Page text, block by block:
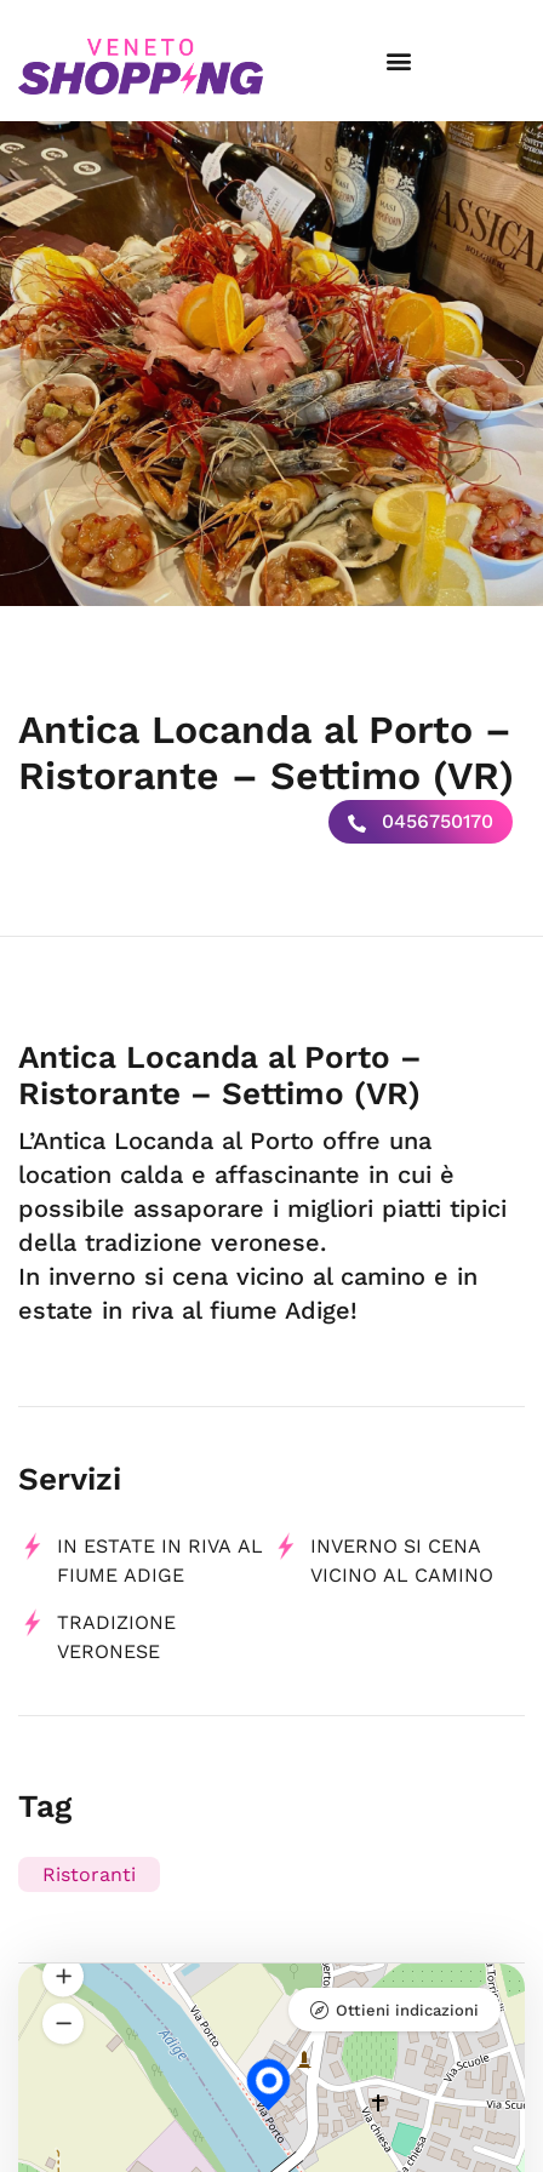
Antica Locanda al Porto –
Ristorante – Settimo (VR)
0456750170
Antica Locanda al Porto –
Ristorante – Settimo (VR)
L’Antica Locanda al Porto offre una
location calda e affascinante in cui è
possibile assaporare i migliori piatti tipici
della tradizione veronese.
In inverno si cena vicino al camino e in
estate in riva al fiume Adige!
Servizi
IN ESTATE IN RIVA AL
FIUME ADIGE
INVERNO SI CENA
VICINO AL CAMINO
TRADIZIONE
VERONESE
Tag
Ristoranti
Ottieni indicazioni